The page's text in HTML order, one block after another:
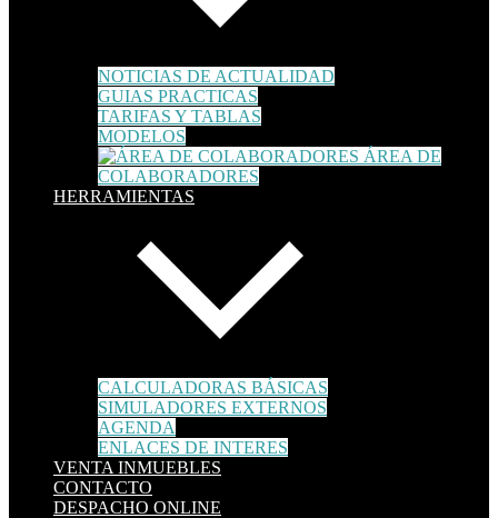
NOTICIAS DE ACTUALIDAD
GUIAS PRACTICAS
TARIFAS Y TABLAS
MODELOS
ÁREA DE
COLABORADORES
HERRAMIENTAS
CALCULADORAS BÁSICAS
SIMULADORES EXTERNOS
AGENDA
ENLACES DE INTERES
VENTA INMUEBLES
CONTACTO
DESPACHO ONLINE